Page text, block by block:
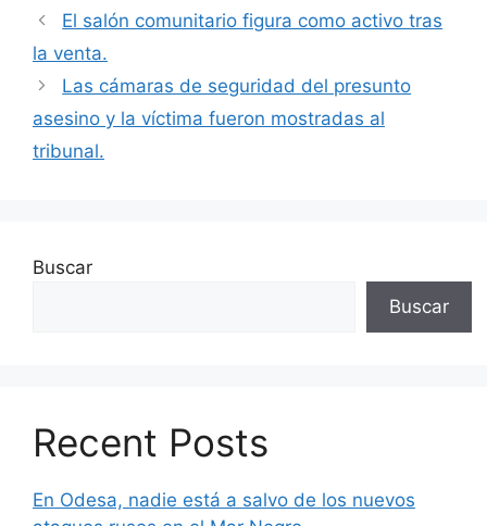
El salón comunitario figura como activo tras
la venta.
Las cámaras de seguridad del presunto
asesino y la víctima fueron mostradas al
tribunal.
Buscar
Buscar
Recent Posts
En Odesa, nadie está a salvo de los nuevos